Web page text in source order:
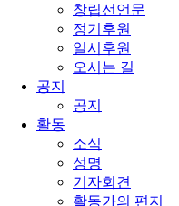
창립선언문
정기후원
일시후원
오시는 길
공지
공지
활동
소식
성명
기자회견
활동가의 편지